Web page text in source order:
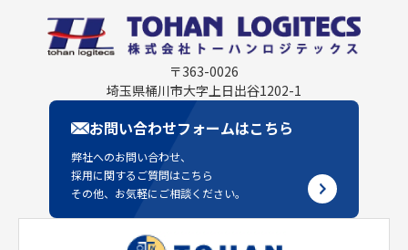
〒363-0026
埼玉県桶川市大字上日出谷1202-1
お問い合わせフォームはこちら
弊社へのお問い合わせ、
採用に関するご質問はこちら
その他、お気軽にご相談ください。